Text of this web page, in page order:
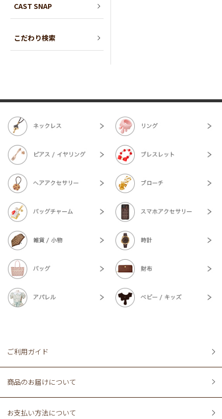
CAST SNAP
こだわり検索
ご利用ガイド
商品のお届けについて
お支払い方法について